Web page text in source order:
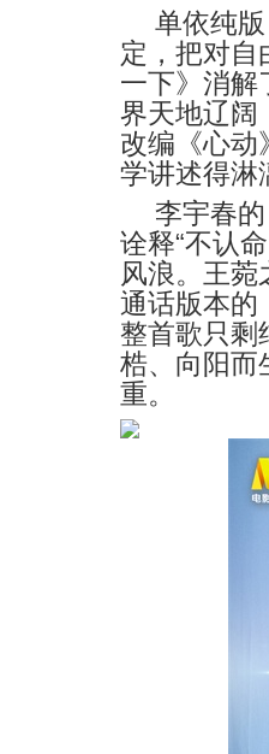
单依纯
定，把对自
一下》消解
界天地辽阔
改编 《心
学讲述得淋
李宇春
诠释“不认
风浪。 王菀
通话版本的
整首歌只剩
梏、向阳而
重。